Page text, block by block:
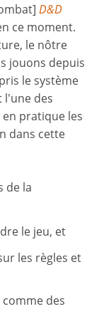
D&D
ce moment.
le nôtre
jouons depuis
le système
l'une des
pratique les
dans cette
de la
le jeu, et
les règles et
des